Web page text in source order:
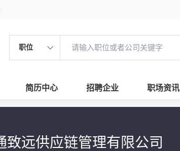
职位
简历中心 招聘企业 职场资讯
致远供应链管理有限公司